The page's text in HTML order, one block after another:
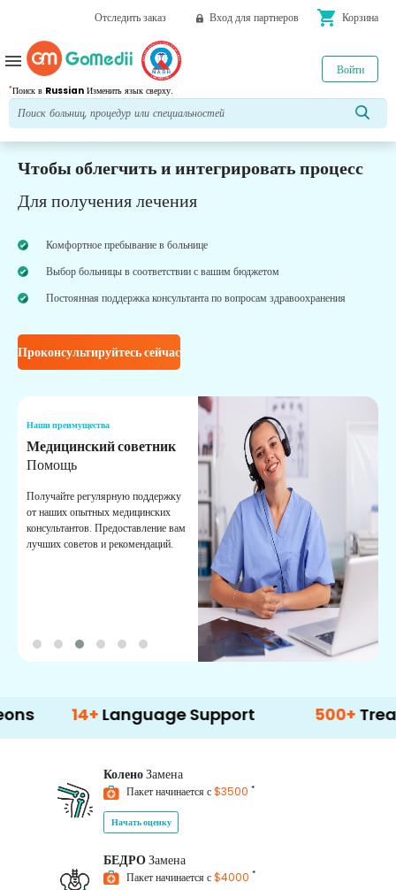
Отследить заказ Вход для партнеров shopping_cart Корзина
*Поиск в Russian Изменить язык сверху.
Войти
menu
Чтобы облегчить и интегрировать процесс
Для получения лечения
Комфортное пребывание в больнице
Выбор больницы в соответствии с вашим бюджетом
Постоянная поддержка консультанта по вопросам здравоохранения
Проконсультируйтесь сейчас
Наши преимущества
Медицинский советник
Помощь
Получайте регулярную поддержку
от наших опытных медицинских
консультантов. Предоставление вам
лучших советов и рекомендаций.
14+ Language Support 500+ Treatment
КоленоЗамена
Пакет начинается с$3500 *
Начать оценку
БЕДРОЗамена
Пакет начинается с$4000 *